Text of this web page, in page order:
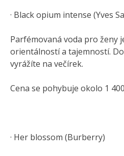
· Black opium intense (Yves
Parfémovaná voda pro ženy
orientálností a tajemností.
vyrážíte na večírek.
Cena se pohybuje okolo 1
· Her blossom (Burberry)